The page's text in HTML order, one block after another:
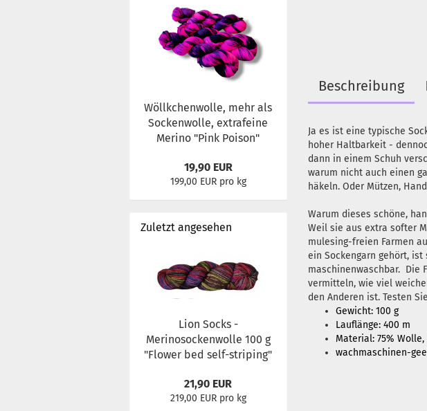
Beschreibung
Ja es ist eine typische
hoher Haltbarkeit -
dann in einem Schuh
warum nicht auch einen
häkeln. Oder Mützen,
Warum dieses schöne,
Weil sie aus extra softer
mulesing-freien Farmen
ein Sockengarn gehört,
maschinenwaschbar. Die
vermitteln, wie viel
den Anderen ist. Testen
Gewicht: 100 g
Lauflänge: 400 m
Material: 75% Wolle,
wachmaschinen-
Wöllkchenwolle, mehr als
Sockenwolle, extrafeine
Merino "Pink Poison"
19,90 EUR
199,00 EUR pro kg
Zuletzt angesehen
Lion Socks -
Merinosockenwolle 100 g
"Flower bed self-striping"
21,90 EUR
219,00 EUR pro kg